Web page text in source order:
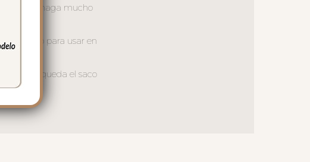
que no haga mucho
capazo para usar en
de frío queda el saco